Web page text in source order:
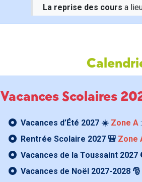
La reprise des cours a
Vacances Scolaires
Vacances d’Été 2027 ☀️ Zone A
Rentrée Scolaire 2027 🎒 Zone
Vacances de la Toussaint 2027
Vacances de Noël 2027-2028 🎅